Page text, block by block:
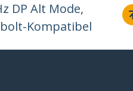
DP Alt Mode,
Kompatibel